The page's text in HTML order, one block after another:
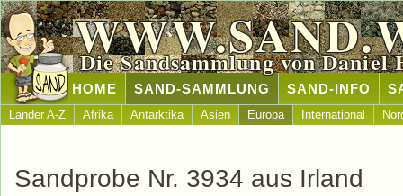
Die Sandsammlung von Daniel
HOME SAND-SAMMLUNG SAND-INFO
Länder A-Z Afrika Antarktika Asien Europa International
Sandprobe Nr. 3934 aus Irland